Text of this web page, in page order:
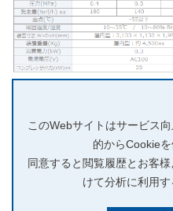
※2 周囲温度が20℃、湿度60％RH
周囲温度、湿度により発生でき
このWebサイトはサービス
的からCookieを
同意すると閲覧履歴とお客
けて分析に利用す